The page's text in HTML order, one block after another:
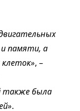
и памяти, а
, –
также была
.